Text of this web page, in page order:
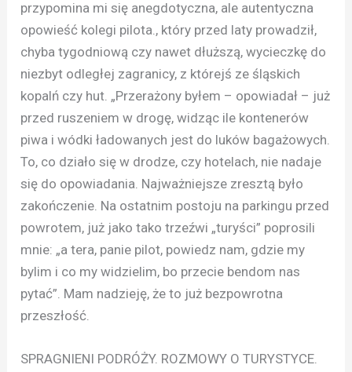
przypomina mi się anegdotyczna, ale autentyczna
opowieść kolegi pilota., który przed laty prowadził,
chyba tygodniową czy nawet dłuższą, wycieczkę do
niezbyt odległej zagranicy, z którejś ze śląskich
kopalń czy hut. „Przerażony byłem – opowiadał – już
przed ruszeniem w drogę, widząc ile kontenerów
piwa i wódki ładowanych jest do luków bagażowych.
To, co działo się w drodze, czy hotelach, nie nadaje
się do opowiadania. Najważniejsze zresztą było
zakończenie. Na ostatnim postoju na parkingu przed
powrotem, już jako tako trzeźwi „turyści” poprosili
mnie: „a tera, panie pilot, powiedz nam, gdzie my
bylim i co my widzielim, bo przecie bendom nas
pytać”. Mam nadzieję, że to już bezpowrotna
przeszłość.
SPRAGNIENI PODRÓŻY. ROZMOWY O TURYSTYCE.